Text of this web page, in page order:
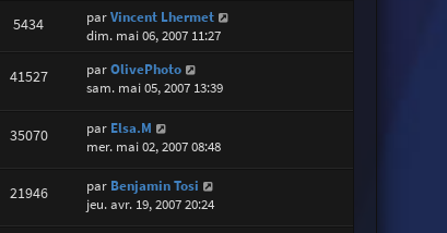
5434 parVincent Lhermet
dim. mai 06, 2007 11:27
41527 parOlivePhoto
sam. mai 05, 2007 13:39
35070 par Elsa.M
mer. mai 02, 2007 08:48
21946 par Benjamin Tosi
jeu. avr. 19, 2007 20:24